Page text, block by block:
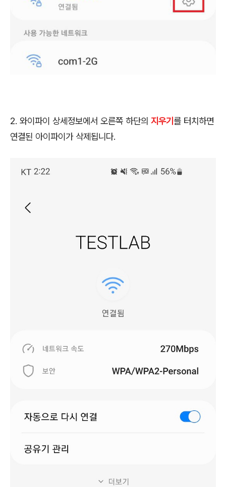
2. 와이파이 상세정보에서 오른쪽 하단의 지우기를 터치하면
연결된 아이파이가 삭제됩니다.